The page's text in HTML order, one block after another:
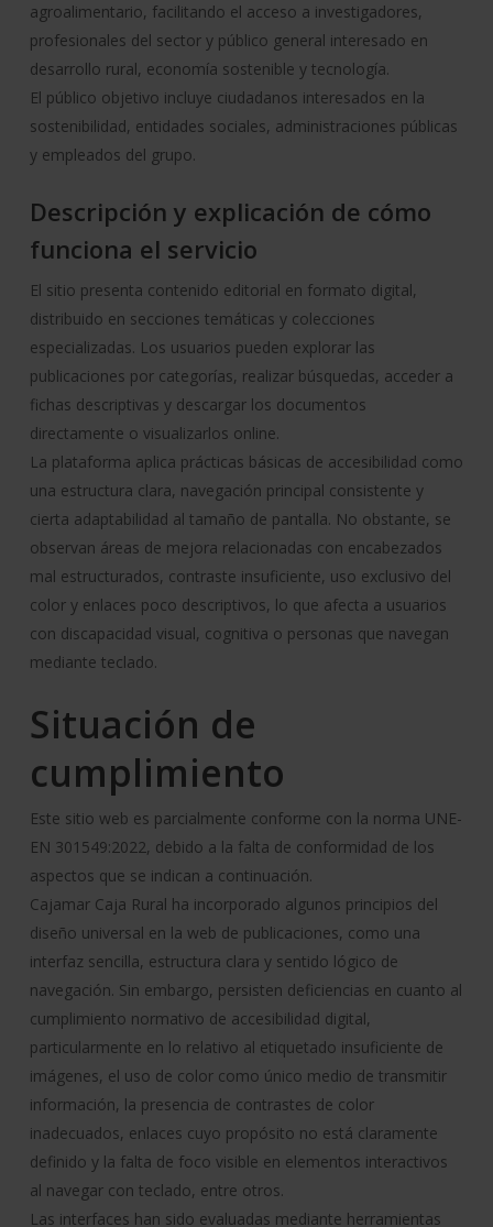
agroalimentario, facilitando el acceso a investigadores,
profesionales del sector y público general interesado en
desarrollo rural, economía sostenible y tecnología.
El público objetivo incluye ciudadanos interesados en la
sostenibilidad, entidades sociales, administraciones públicas
y empleados del grupo.
Descripción y explicación de cómo
funciona el servicio
El sitio presenta contenido editorial en formato digital,
distribuido en secciones temáticas y colecciones
especializadas. Los usuarios pueden explorar las
publicaciones por categorías, realizar búsquedas, acceder a
fichas descriptivas y descargar los documentos
directamente o visualizarlos online.
La plataforma aplica prácticas básicas de accesibilidad como
una estructura clara, navegación principal consistente y
cierta adaptabilidad al tamaño de pantalla. No obstante, se
observan áreas de mejora relacionadas con encabezados
mal estructurados, contraste insuficiente, uso exclusivo del
color y enlaces poco descriptivos, lo que afecta a usuarios
con discapacidad visual, cognitiva o personas que navegan
mediante teclado.
Situación de
cumplimiento
Este sitio web es parcialmente conforme con la norma UNE-
EN 301549:2022, debido a la falta de conformidad de los
aspectos que se indican a continuación.
Cajamar Caja Rural ha incorporado algunos principios del
diseño universal en la web de publicaciones, como una
interfaz sencilla, estructura clara y sentido lógico de
navegación. Sin embargo, persisten deficiencias en cuanto al
cumplimiento normativo de accesibilidad digital,
particularmente en lo relativo al etiquetado insuficiente de
imágenes, el uso de color como único medio de transmitir
información, la presencia de contrastes de color
inadecuados, enlaces cuyo propósito no está claramente
definido y la falta de foco visible en elementos interactivos
al navegar con teclado, entre otros.
Las interfaces han sido evaluadas mediante herramientas